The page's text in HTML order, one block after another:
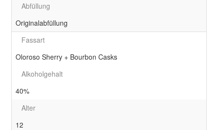
Abfüllung
Originalabfüllung
Fassart
Oloroso Sherry + Bourbon Casks
Alkoholgehalt
40%
Alter
12